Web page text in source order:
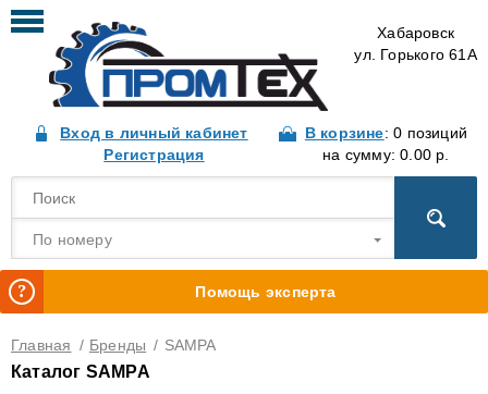
Хабаровск
ул. Горького 61А
Вход в личный кабинет
Регистрация
В корзине: 0 позиций
на сумму: 0.00 р.
По номеру
Помощь эксперта
Главная / Бренды / SAMPA
Каталог SAMPA